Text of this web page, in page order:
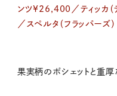
ンツ¥26,400／ティッカ（
／スペルタ（フラッパーズ）
果実柄のポシェットと重